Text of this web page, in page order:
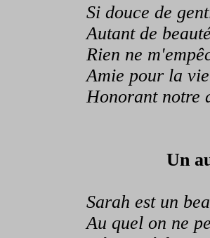
Si douce de
Autant de
Rien ne
Amie pour la vie
Honorant notre
Un
Sarah est un
Au quel on ne